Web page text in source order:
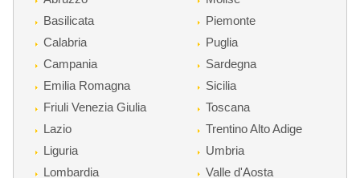
Basilicata
Calabria
Campania
Emilia Romagna
Friuli Venezia Giulia
Lazio
Liguria
Lombardia
Piemonte
Puglia
Sardegna
Sicilia
Toscana
Trentino Alto Adige
Umbria
Valle d'Aosta